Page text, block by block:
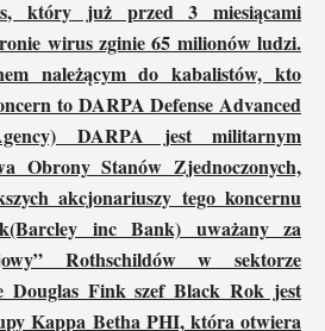
który już przed 3 miesiącami
wirus zginie 65 milionów ludzi.
należącym do kabalistów, kto
to DARPA Defense Advanced
DARPA jest militarnym
Obrony Stanów Zjednoczonych,
akcjonariuszy tego koncernu
inc Bank) uważany za
Rothschildów w sektorze
Douglas Fink szef Black Rok jest
Kappa Betha PHI, która otwiera